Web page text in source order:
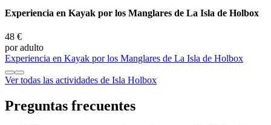
Experiencia en Kayak por los Manglares de La Isla de Holbox
48 €
por adulto
Experiencia en Kayak por los Manglares de La Isla de Holbox
Ver todas las actividades de Isla Holbox
Preguntas frecuentes